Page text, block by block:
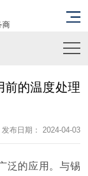
商
前的温度处理
发布日期： 2024-04-03
泛的应用。与锡